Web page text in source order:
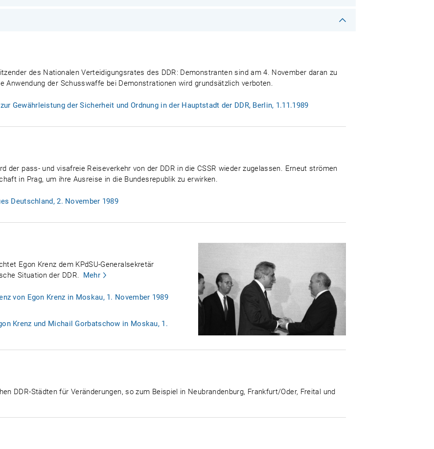
des Nationalen Verteidigungsrates des DDR: Demonstranten sind am 4. November daran zu
Anwendung der Schusswaffe bei Demonstrationen wird grundsätzlich verboten.
Gewährleistung der Sicherheit und Ordnung in der Hauptstadt der DDR, Berlin, 1.11.1989
der pass- und visafreie Reiseverkehr von der DDR in die CSSR wieder zugelassen. Erneut strömen
in Prag, um ihre Ausreise in die Bundesrepublik zu erwirken.
Deutschland, 2. November 1989
Egon Krenz dem KPdSU-Generalsekretär
Situation der DDR. Mehr
von Egon Krenz in Moskau, 1. November 1989
Krenz und Michail Gorbatschow in Moskau, 1.
DDR-Städten für Veränderungen, so zum Beispiel in Neubrandenburg, Frankfurt/Oder, Freital und